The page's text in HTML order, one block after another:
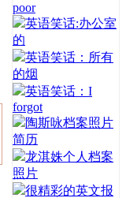
poor
英语笑话:办公室
的
英语笑话：所有
的烟
英语笑话：I
forgot
陶斯咏档案照片
简历
龙淇姝个人档案
照片
很精彩的英文报